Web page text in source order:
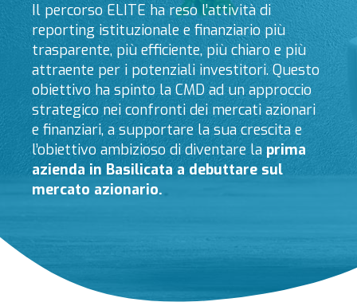
Il percorso ELITE ha reso l’attività di
reporting istituzionale e finanziario più
trasparente, più efficiente, più chiaro e più
attraente per i potenziali investitori. Questo
obiettivo ha spinto la CMD ad un approccio
strategico nei confronti dei mercati azionari
e finanziari, a supportare la sua crescita e
l’obiettivo ambizioso di diventare la prima
azienda in Basilicata a debuttare sul
mercato azionario.